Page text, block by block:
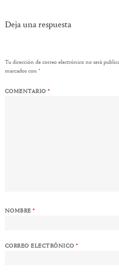
Deja una respuesta
Tu dirección de correo electrónico no será
marcados con *
COMENTARIO*
NOMBRE*
CORREO ELECTRÓNICO*